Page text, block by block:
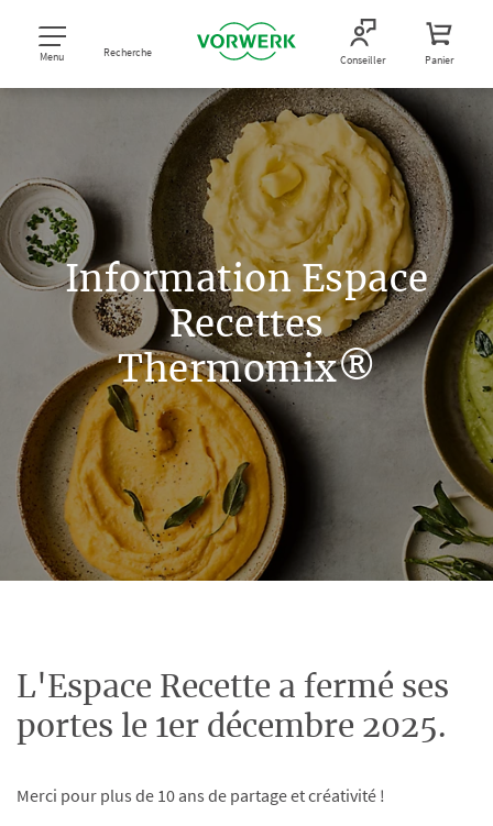
Menu Recherche Conseiller Panier
Information Espace
Recettes
Thermomix®
L'Espace Recette a fermé ses
portes le 1er décembre 2025.
Merci pour plus de 10 ans de partage et créativité !